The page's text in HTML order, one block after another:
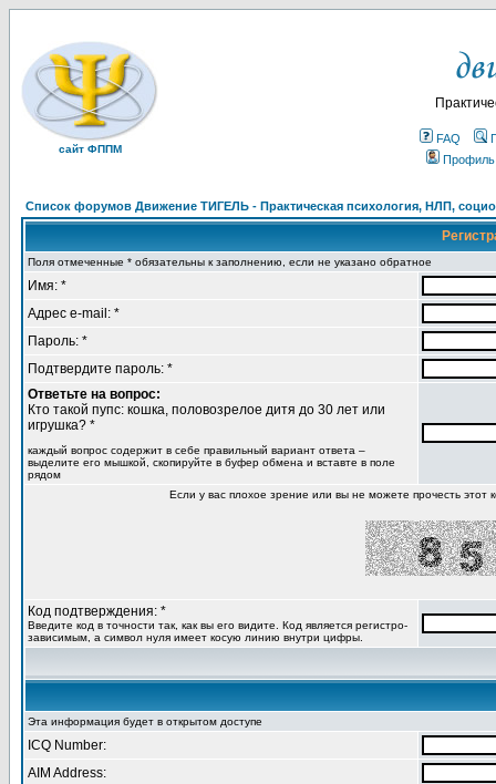
сайт ФППМ
FAQ
Профиль
Список форумов Движение ТИГЕЛЬ - Практическая психология, НЛП,
Поля отмеченные * обязательны к заполнению, если не указано обратное
Имя: *
Адрес e-mail: *
Пароль: *
Подтвердите пароль: *
Ответьте на вопрос:
Кто такой пупс: кошка, половозрелое дитя до 30 лет или
игрушка? *
каждый вопрос содержит в себе правильный вариант ответа –
выделите его мышкой, скопируйте в буфер обмена и вставте в поле
рядом
Если у вас плохое зрение или вы не можете прочесть этот
Код подтверждения: *
Введите код в точности так, как вы его видите. Код является регистро-
зависимым, а символ нуля имеет косую линию внутри цифры.
Эта информация будет в открытом доступе
ICQ Number:
AIM Address: